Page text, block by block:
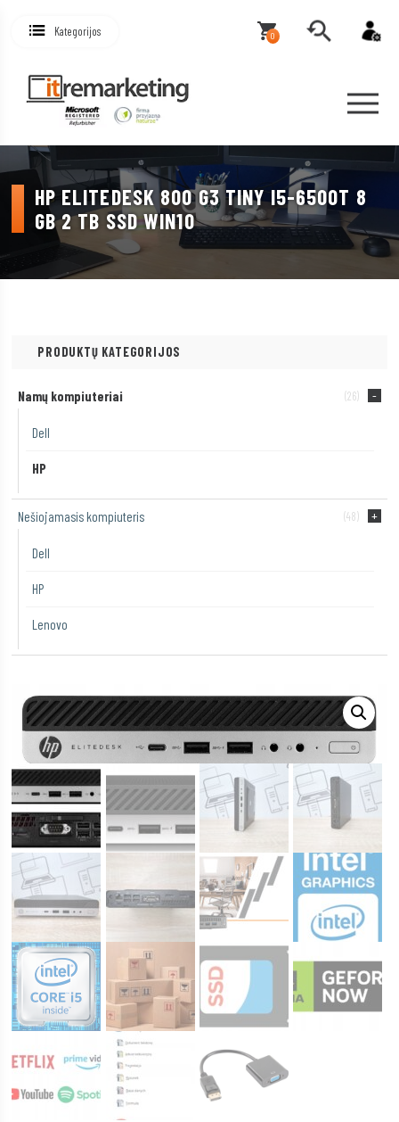
Kategorijos 0
HP ELITEDESK 800 G3 TINY I5-6500T 8
GB 2 TB SSD WIN10
PRODUKTŲ KATEGORIJOS
Namų kompiuteriai (26)
Dell
HP
Nešiojamasis kompiuteris (48)
Dell
HP
Lenovo